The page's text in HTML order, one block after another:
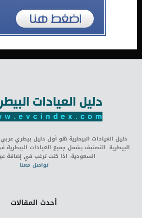
دليل العيادات البيطرية هو أول دليل بيطري
البيطرية. التصنيف يشمل جميع العيادات البيطرية
السعودية. اذا كنت ترغب في إضافة
تواصل معنا
أحدث المقالات